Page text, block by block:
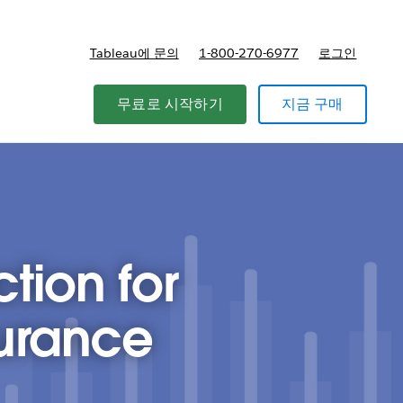
Tableau에 문의 1-800-270-6977 로그인
무료로 시작하기 지금 구매
for